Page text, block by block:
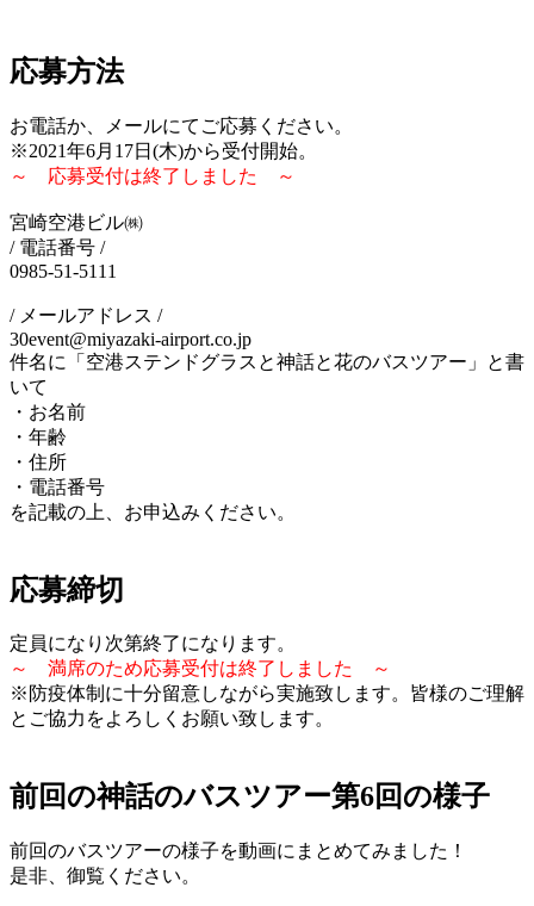
応募方法
お電話か、メールにてご応募ください。
※2021年6月17日(木)から受付開始。
～ 応募受付は終了しました ～
宮崎空港ビル㈱
/ 電話番号 /
0985-51-5111
/ メールアドレス /
30event@miyazaki-airport.co.jp
件名に「空港ステンドグラスと神話と花のバスツアー」と書
いて
・お名前
・年齢
・住所
・電話番号
を記載の上、お申込みください。
応募締切
定員になり次第終了になります。
～ 満席のため応募受付は終了しました ～
※防疫体制に十分留意しながら実施致します。皆様のご理解
とご協力をよろしくお願い致します。
前回の神話のバスツアー第6回の様子
前回のバスツアーの様子を動画にまとめてみました！
是非、御覧ください。